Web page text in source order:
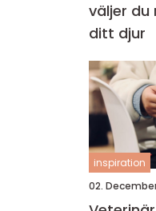
väljer
ditt djur
inspiration
02.